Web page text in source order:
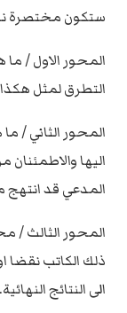
ستكون مختصرة
المحور الاول /
التطرق لمثل
المحور الثاني /
اليها
المدعي قد انتهج
المحور الثالث /
ذلك الكاتب
الى النتائج النهائية.